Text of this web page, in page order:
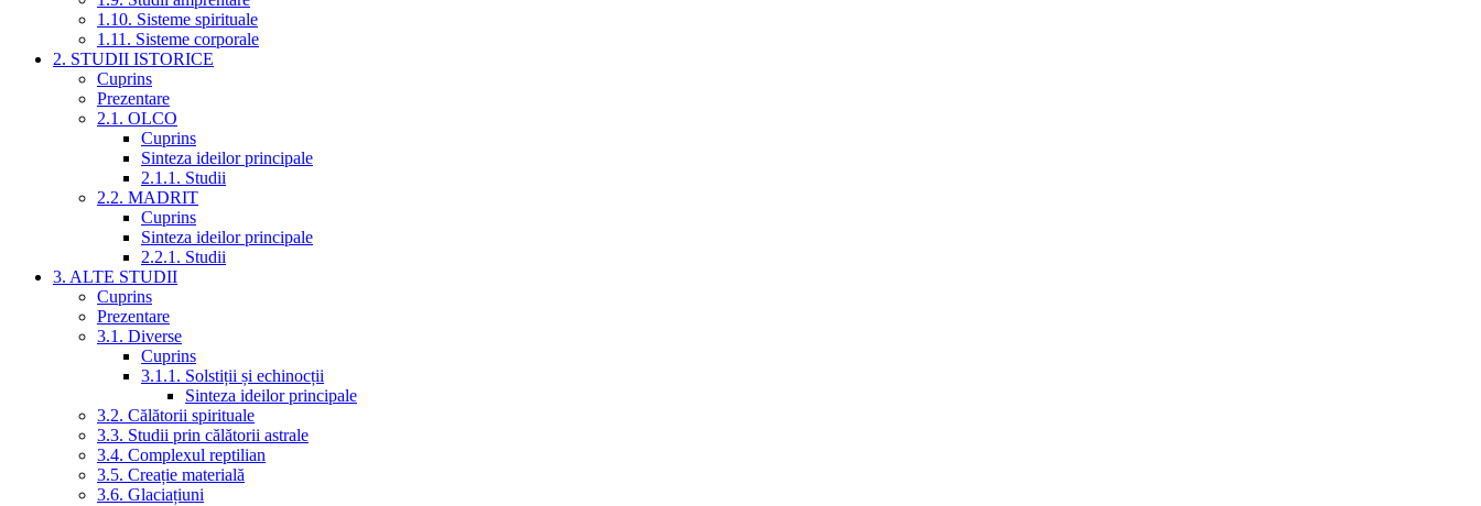
1.10. Sisteme spirituale
1.11. Sisteme corporale
2. STUDII ISTORICE
Cuprins
Prezentare
2.1. OLCO
Cuprins
Sinteza ideilor principale
2.1.1. Studii
2.2. MADRIT
Cuprins
Sinteza ideilor principale
2.2.1. Studii
3. ALTE STUDII
Cuprins
Prezentare
3.1. Diverse
Cuprins
3.1.1. Solstiții și echinocții
Sinteza ideilor principale
3.2. Călătorii spirituale
3.3. Studii prin călătorii astrale
3.4. Complexul reptilian
3.5. Creație materială
3.6. Glaciațiuni